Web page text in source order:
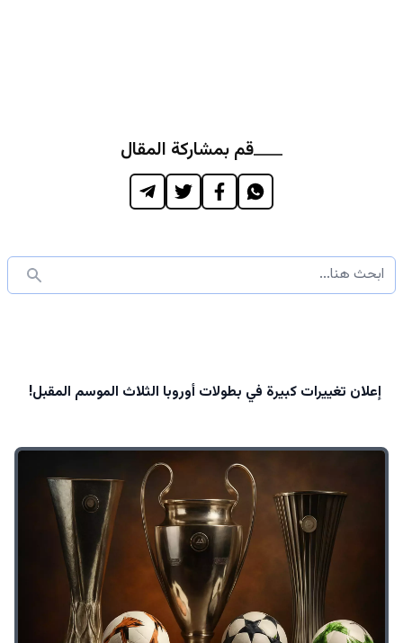
قم بمشاركة المقال
إعلان تغييرات كبيرة في بطولات أوروبا الثلاث الموسم المقبل!